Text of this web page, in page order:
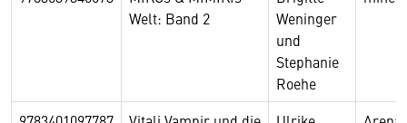
Welt: Band 2
Weninger
und
Stephanie
Roehe